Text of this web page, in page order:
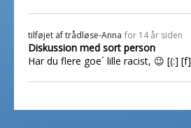
tilføjet aftrådløse-Anna for 14 år siden
Diskussion med sort person
Har du flere goe´ lille racist, 😉 [(:] [f]